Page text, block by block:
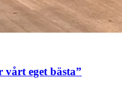
eget bästa”